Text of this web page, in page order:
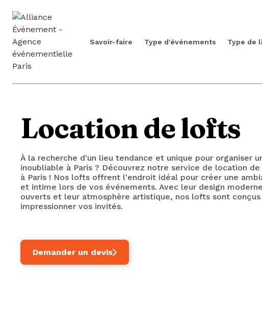
Savoir-faire Type d'événements Type de
Location de lofts
À la recherche d'un lieu tendance et unique pour organiser
inoubliable à Paris ? Découvrez notre service de location
à Paris ! Nos lofts offrent l'endroit idéal pour créer une
et intime lors de vos événements. Avec leur design
ouverts et leur atmosphère artistique, nos lofts sont conçus
impressionner vos invités.
Demander un devis